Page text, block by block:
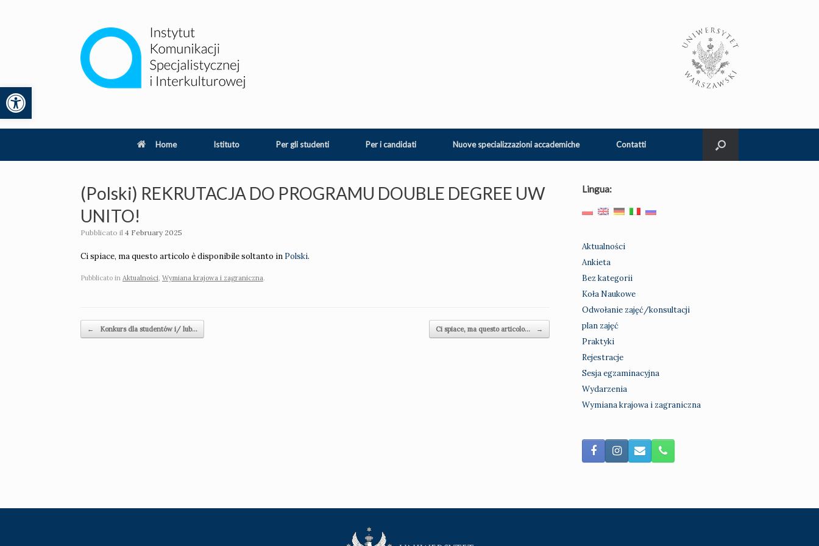
Apri la barra degli strumenti
Home Istituto Per gli studenti Per i candidati Nuove specializzazioni accademiche Contatti
(Polski) REKRUTACJA DO PROGRAMU DOUBLE DEGREE UW
UNITO!
Pubblicato il 4 February 2025
Ci spiace, ma questo articolo è disponibile soltanto in Polski.
Pubblicato in Aktualności Wymiana krajowa i zagraniczna.
Navigazione articolo
← Konkurs dla studentów i/ lub… Ci spiace, ma questo articolo… →
Lingua:
Aktualności
Ankieta
Bez kategorii
Koła Naukowe
Odwołanie zajęć/konsultacji
plan zajęć
Praktyki
Rejestracje
Sesja egzaminacyjna
Wydarzenia
Wymiana krajowa i zagraniczna